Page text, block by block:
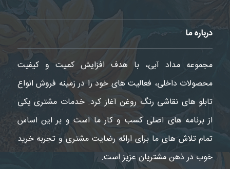
درباره ما
مجموعه مداد آبی، با هدف افزایش کمیت و کیفیت
محصولات داخلی، فعالیت های خود را در زمینه فروش انواع
تابلو های نقاشی رنگ روغن آغاز کرد. خدمات مشتری یکی
از برنامه های اصلی کسب و کار ما است و بر این اساس
تمام تلاش های ما برای ارائه رضایت مشتری و تجربه خرید
خوب در ذهن مشتریان عزیز است.